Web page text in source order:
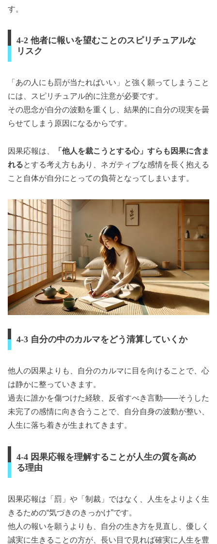
す。
4-2 他者に報いを望むことのスピリチュアルな
リスク
「あの人にも罰が当たればいい」と強く願ってしまうこと
には、スピリチュアル的に注意が必要です。
その思念が自分の波動を重くし、結果的に自分の現実を曇
らせてしまう原因になるからです。
因果応報は、
「他人を裁こうとする心」すらも因果に含ま
れるとする考え方もあり、ネガティブな感情を長く抱える
こと自体が自分にとっての負荷となってしまいます。
4-3 自分の中のカルマをどう清算していくか
他人の因果よりも、自分のカルマに目を向けることで、心
は静かに整っていきます。
過去に誰かを傷つけた経験、反省すべき言動――そうした
未完了の感情に向き合うことで、自分自身の波動が整い、
人生に落ち着きが生まれてきます。
4-4 因果応報を理解することが人生の質を高め
る理由
因果応報は「罰」や「制裁」ではなく、人生をよりよく生
きるための“気づきのきっかけ”です。
他人の報いを願うよりも、自分の生き方を見直し、優しく
誠実に生きることの方が、長い目で見れば確実に人生を豊